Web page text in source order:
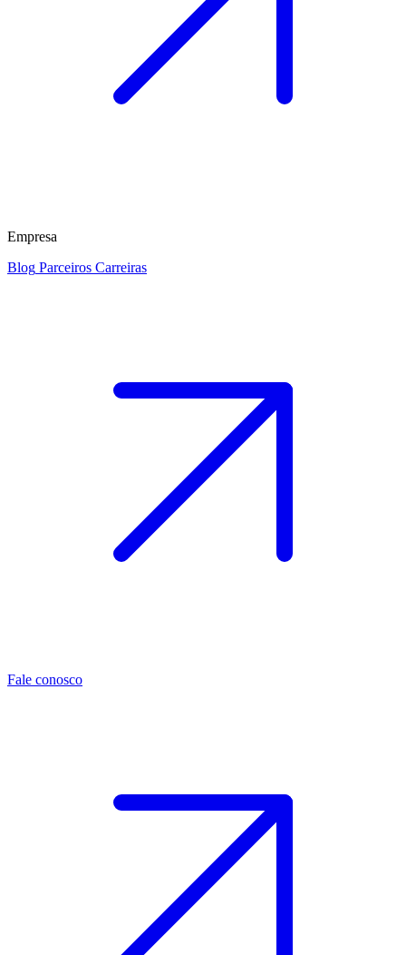
Empresa
Blog Parceiros Carreiras
Fale conosco